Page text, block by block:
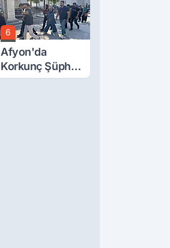
6
Afyon'da
Korkunç Şüphe!
Düştü Mü,